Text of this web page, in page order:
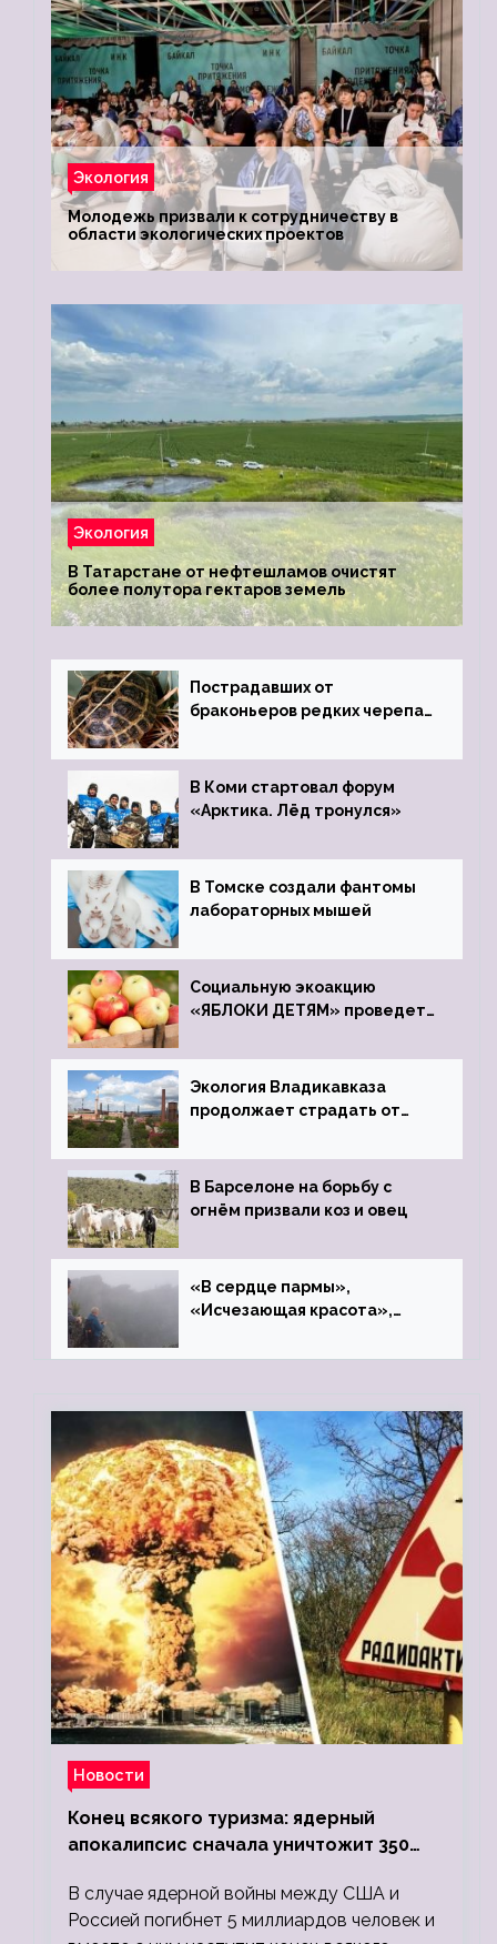
Экология
Молодежь призвали к сотрудничеству в
области экологических проектов
Экология
В Татарстане от нефтешламов очистят
более полутора гектаров земель
Пострадавших от
браконьеров редких черепах
зоопарк
В Коми стартовал форум
«Арктика. Лёд тронулся»
В Томске создали фантомы
лабораторных мышей
Социальную экоакцию
«ЯБЛОКИ ДЕТЯМ» проведет
Экология Владикавказа
продолжает страдать от
В Барселоне на борьбу с
огнём призвали коз и овец
«В сердце пармы»,
«Исчезающая красота»,
Новости
Конец всякого туризма: ядерный
апокалипсис сначала уничтожит 350
людей
В случае ядерной войны между США и
Россией погибнет 5 миллиардов человек и